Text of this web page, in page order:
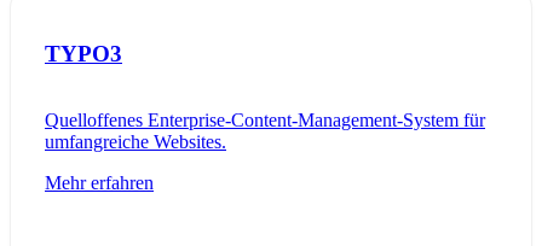
TYPO3
Quelloffenes Enterprise-Content-Management-System für
umfangreiche Websites.
Mehr erfahren